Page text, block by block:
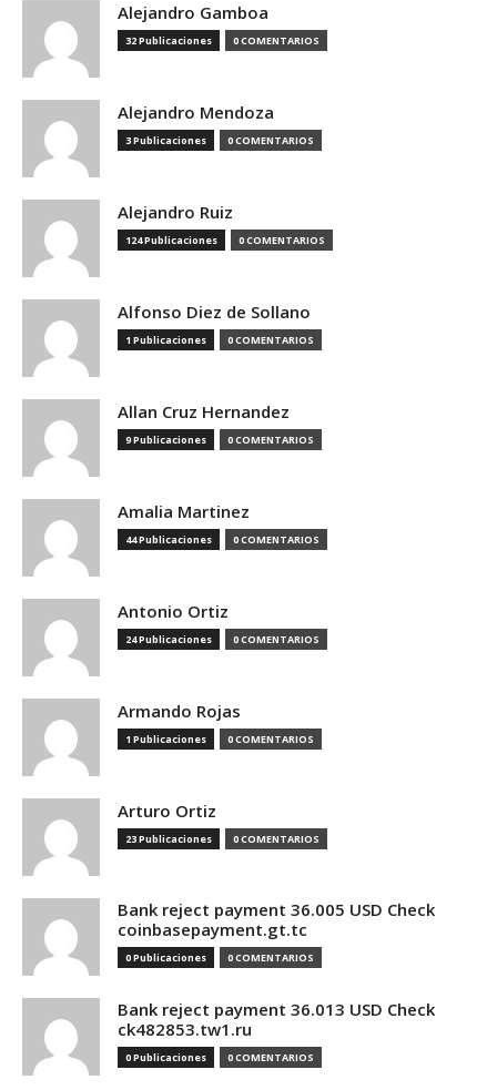
Alejandro Gamboa
32 Publicaciones 0 COMENTARIOS
Alejandro Mendoza
3 Publicaciones 0 COMENTARIOS
Alejandro Ruiz
124 Publicaciones 0 COMENTARIOS
Alfonso Diez de Sollano
1 Publicaciones 0 COMENTARIOS
Allan Cruz Hernandez
9 Publicaciones 0 COMENTARIOS
Amalia Martinez
44 Publicaciones 0 COMENTARIOS
Antonio Ortiz
24 Publicaciones 0 COMENTARIOS
Armando Rojas
1 Publicaciones 0 COMENTARIOS
Arturo Ortiz
23 Publicaciones 0 COMENTARIOS
Bank reject payment 36.005 USD Check
coinbasepayment.gt.tc
0 Publicaciones 0 COMENTARIOS
Bank reject payment 36.013 USD Check
ck482853.tw1.ru
0 Publicaciones 0 COMENTARIOS